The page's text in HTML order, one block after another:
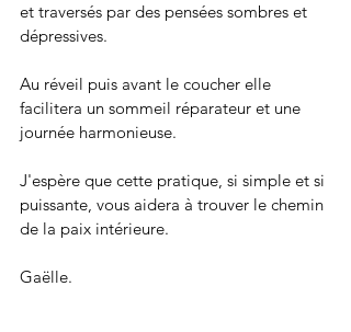
et traversés par des pensées sombres et
dépressives.
Au réveil puis avant le coucher elle
facilitera un sommeil réparateur et une
journée harmonieuse.
J'espère que cette pratique, si simple et si
puissante, vous aidera à trouver le chemin
de la paix intérieure.
Gaëlle.